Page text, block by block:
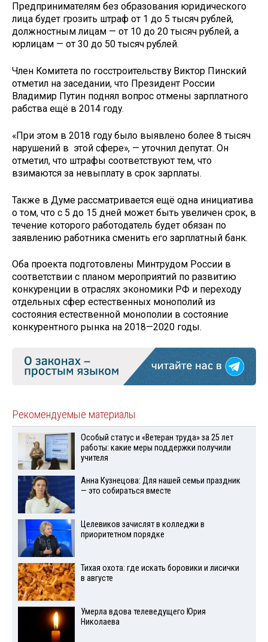
Предпринимателям без образования юридического
лица будет грозить штраф от 1 до 5 тысяч рублей,
должностным лицам — от 10 до 20 тысяч рублей, а
юрлицам — от 30 до 50 тысяч рублей.
Член Комитета по госстроительству Виктор Пинский
отметил на заседании, что Президент России
Владимир Путин поднял вопрос отмены зарплатного
рабства ещё в 2014 году.
«При этом в 2018 году было выявлено более 8 тысяч
нарушений в этой сфере», — уточнил депутат. Он
отметил, что штрафы соответствуют тем, что
взимаются за невыплату в срок зарплаты.
Также в Думе рассматривается ещё одна инициатива
о том, что с 5 до 15 дней может быть увеличен срок, в
течение которого работодатель будет обязан по
заявлению работника сменить его зарплатный банк.
Оба проекта подготовлены Минтрудом России в
соответствии с планом мероприятий по развитию
конкуренции в отраслях экономики РФ и переходу
отдельных сфер естественных монополий из
состояния естественной монополии в состояние
конкурентного рынка на 2018—2020 годы.
Рекомендуемые материалы
Особый статус и «Ветеран труда» за 25 лет
работы: какие меры поддержки получили
учителя
Анна Кузнецова: Для нашей семьи праздник
— это собираться вместе
Целевиков зачислят в колледжи в
приоритетном порядке
Тихая охота: где искать боровики и лисички
в августе
Умерла вдова телеведущего Юрия
Николаева